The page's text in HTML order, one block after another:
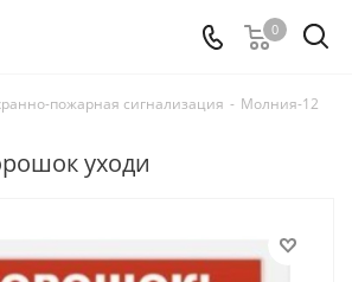
0
пожарная сигнализация - Молния-12
уходи